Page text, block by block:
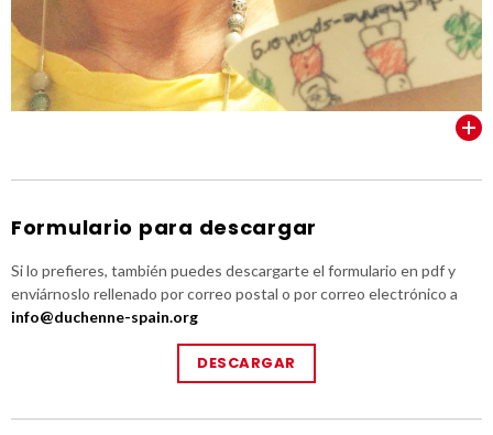
Formulario para descargar
Si lo prefieres, también puedes descargarte el formulario en pdf y
enviárnoslo rellenado por correo postal o por correo electrónico a
info@duchenne-spain.org
DESCARGAR